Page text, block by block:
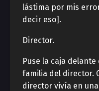
lástima por mis
decir eso].
Director.
Puse la caja
familia del director.
director vivía en